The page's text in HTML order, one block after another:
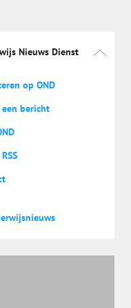
Nieuws Dienst
op OND
een bericht